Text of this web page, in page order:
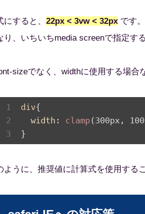
にすると、 22px < 3vw < 32px です
り、いちいちmedia screenで指定す
sizeでなく、widthに使用する場合
div{
width : clamp(300px,
}
ように、推奨値に計算式を使用する